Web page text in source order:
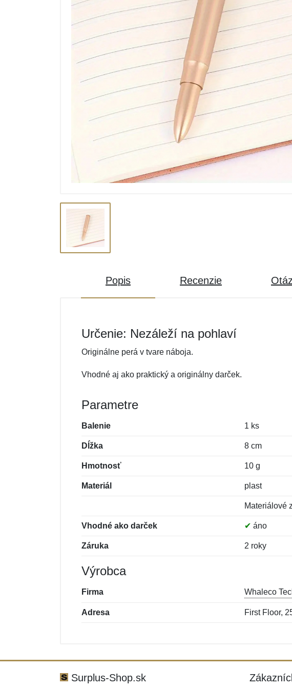
Popis Recenzie
Určenie: Nezáleží na pohlaví
Originálne perá v tvare náboja.
Vhodné aj ako praktický a originálny darček.
Parametre
Balenie 1 ks
Dĺžka 8 cm
Hmotnosť 10 g
Materiál plast
Materiálové
Vhodné ako darček ✔ áno
Záruka 2 roky
Výrobca
Firma Whaleco
Adresa First Floor,
Surplus-Shop.sk